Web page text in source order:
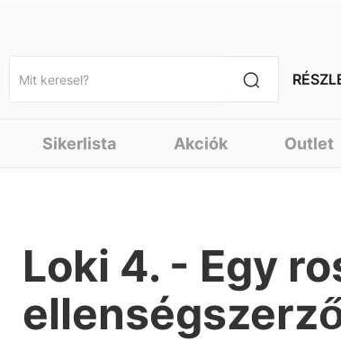
Sikerlista Akciók Outlet
Loki 4. - Egy